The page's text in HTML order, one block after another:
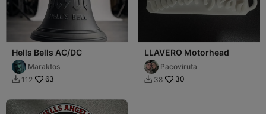
Hells Bells AC/DC
Maraktos
 112 63
LLAVERO Motorhead
Pacoviruta
 38 30